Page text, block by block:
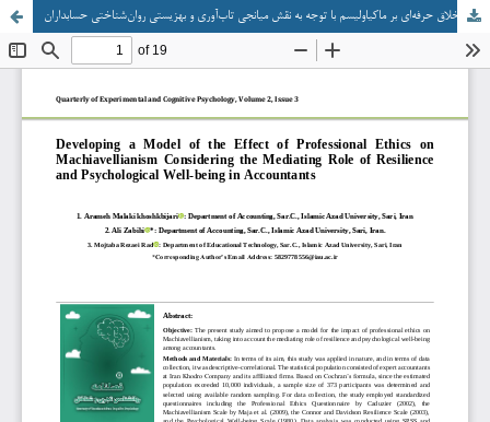
ارائه مدل تأثیر اخلاق حرفه‌ای بر ماکیاولیسم با توجه به نقش میانجی تاب‌آوری و بهزیستی روان‌شناختی حسابداران